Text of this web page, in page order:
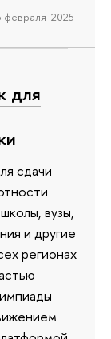
февраля 2025
для
сдачи
вузы,
и другие
регионах